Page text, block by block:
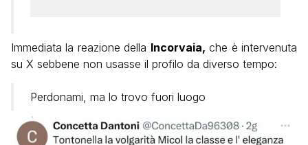
Immediata la reazione della Incorvaia, che è intervenuta
su X sebbene non usasse il profilo da diverso tempo:
Perdonami, ma lo trovo fuori luogo